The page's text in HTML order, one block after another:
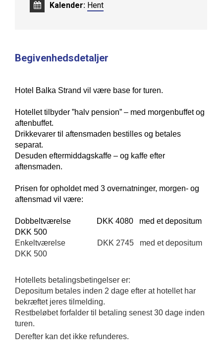
Kalender: Hent
Begivenhedsdetaljer
Hotel Balka Strand vil være base for turen.
Hotellet tilbyder ”halv pension” – med morgenbuffet og
aftenbuffet.
Drikkevarer til aftensmaden bestilles og betales
separat.
Desuden eftermiddagskaffe – og kaffe efter
aftensmaden.
Prisen for opholdet med 3 overnatninger, morgen- og
aftensmad vil være:
Dobbeltværelse DKK 4080
med et depositum
DKK 500
Enkeltværelse
DKK 2745
med et depositum
DKK 500
Hotellets betalingsbetingelser er:
Depositum betales inden 2 dage efter at hotellet har
bekræftet jeres tilmelding.
Restbeløbet forfalder til betaling senest 30 dage inden
turen.
Derefter kan det ikke refunderes.